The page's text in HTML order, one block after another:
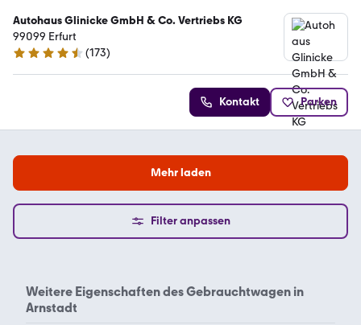
Autohaus Glinicke GmbH & Co. Vertriebs KG
99099 Erfurt
4.4 Sterne
(173)
Kontakt Parken
Mehr laden
Filter anpassen
Weitere Eigenschaften desGebrauchtwagen in
Arnstadt